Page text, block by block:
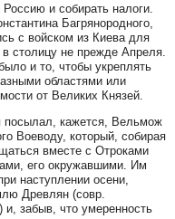
и собирать налоги.
Багрянородного,
с войском из Киева для
столицу не прежде Апреля.
и то, чтобы укреплять
областями или
от Великих Князей.
посылал, кажется, Вельмож
Воеводу, который, собирая
вместе с Отроками
его окружавшими. Им
наступлении осени,
Древлян (совр.
и, забыв, что умеренность